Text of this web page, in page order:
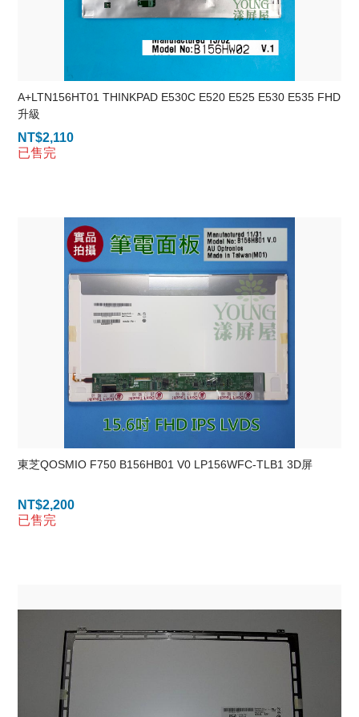
A+LTN156HT01 THINKPAD E530C E520 E525 E530 E535 FHD
升級
NT$2,110
已售完
東芝QOSMIO F750 B156HB01 V0 LP156WFC-TLB1 3D屏
NT$2,200
已售完